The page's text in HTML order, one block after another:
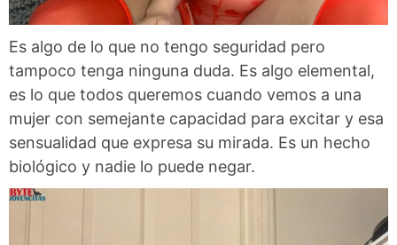
Es algo de lo que no tengo seguridad pero
tampoco tenga ninguna duda. Es algo elemental,
es lo que todos queremos cuando vemos a una
mujer con semejante capacidad para excitar y esa
sensualidad que expresa su mirada. Es un hecho
biológico y nadie lo puede negar.